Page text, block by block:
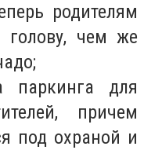
родителям
голову, чем же
паркинга для
причем
под охраной и